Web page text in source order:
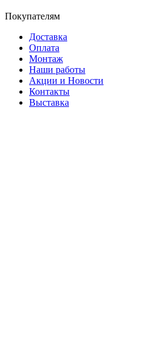
Покупателям
Доставка
Оплата
Монтаж
Наши работы
Акции и Новости
Контакты
Выставка